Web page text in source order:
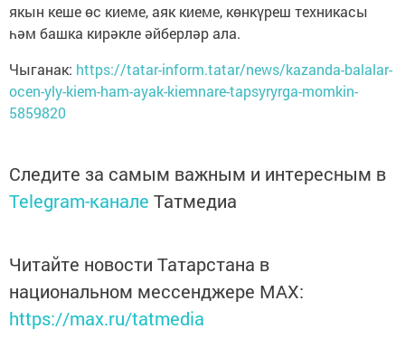
якын кеше өс киеме, аяк киеме, көнкүреш техникасы
һәм башка кирәкле әйберләр ала.
Чыганак: https://tatar-inform.tatar/news/kazanda-balalar-
ocen-yly-kiem-ham-ayak-kiemnare-tapsyryrga-momkin-
5859820
Следите за самым важным и интересным в
Telegram-канале Татмедиа
Читайте новости Татарстана в
национальном мессенджере MАХ:
https://max.ru/tatmedia